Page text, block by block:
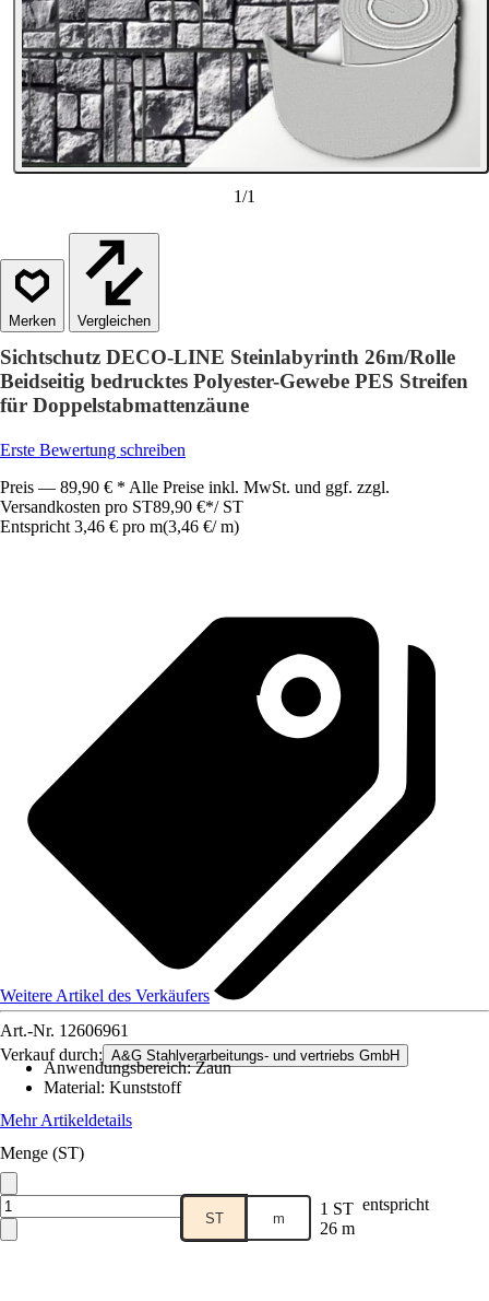
1/1
Vergleichen
Sichtschutz DECO-LINE Steinlabyrinth 26m/Rolle
Beidseitig bedrucktes Polyester-Gewebe PES Streifen
für Doppelstabmattenzäune
Erste Bewertung schreiben
Preis — 89,90 € * Alle Preise inkl. MwSt. und ggf. zzgl.
Versandkosten pro ST89,90 €*/ ST
Entspricht 3,46 € pro m(3,46 €/ m)
Verkauf durch: A&G Stahlverarbeitungs- und vertriebs GmbH
Weitere Artikel des Verkäufers
Art.-Nr. 12606961
Anwendungsbereich:Zaun
Material: Kunststoff
Mehr Artikeldetails
Menge (ST)
ST m 1 ST entspricht
26 m